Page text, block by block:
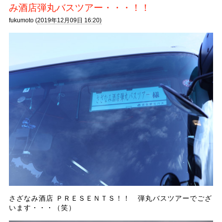
み酒店弾丸バスツアー・・・！！
fukumoto (2019年12月09日 16:20)
さざなみ酒店 ＰＲＥＳＥＮＴＳ！！ 弾丸バスツアーでござ
います・・・（笑）